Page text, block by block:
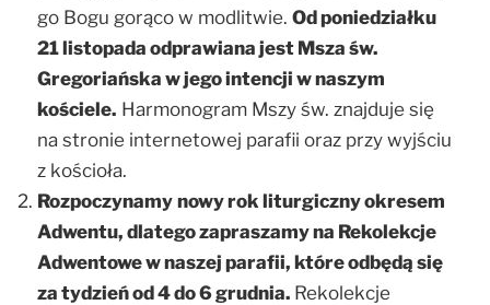
go Bogu gorąco w modlitwie. Od poniedziałku
21 listopada odprawiana jest Msza św.
Gregoriańska w jego intencji w naszym
kościele. Harmonogram Mszy św. znajduje się
na stronie internetowej parafii oraz przy wyjściu
z kościoła.
Rozpoczynamy nowy rok liturgiczny okresem
Adwentu, dlatego zapraszamy na Rekolekcje
Adwentowe w naszej parafii, które odbędą się
za tydzień od 4 do 6 grudnia. Rekolekcje